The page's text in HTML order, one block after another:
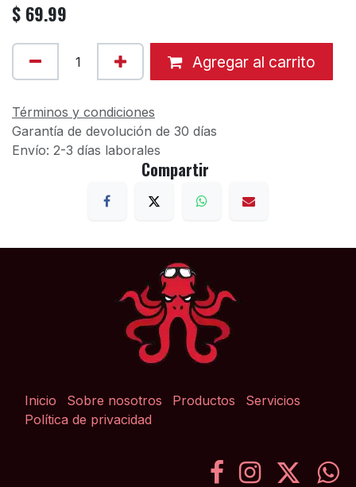
$ 69.99
Agregar al carrito
Términos y condiciones
Garantía de devolución de 30 días
Envío: 2-3 días laborales
Compartir
Inicio Sobre nosotros Productos
Servicios
Política de privacidad